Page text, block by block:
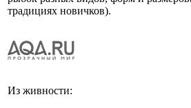
традициях новичков).
Из живности: